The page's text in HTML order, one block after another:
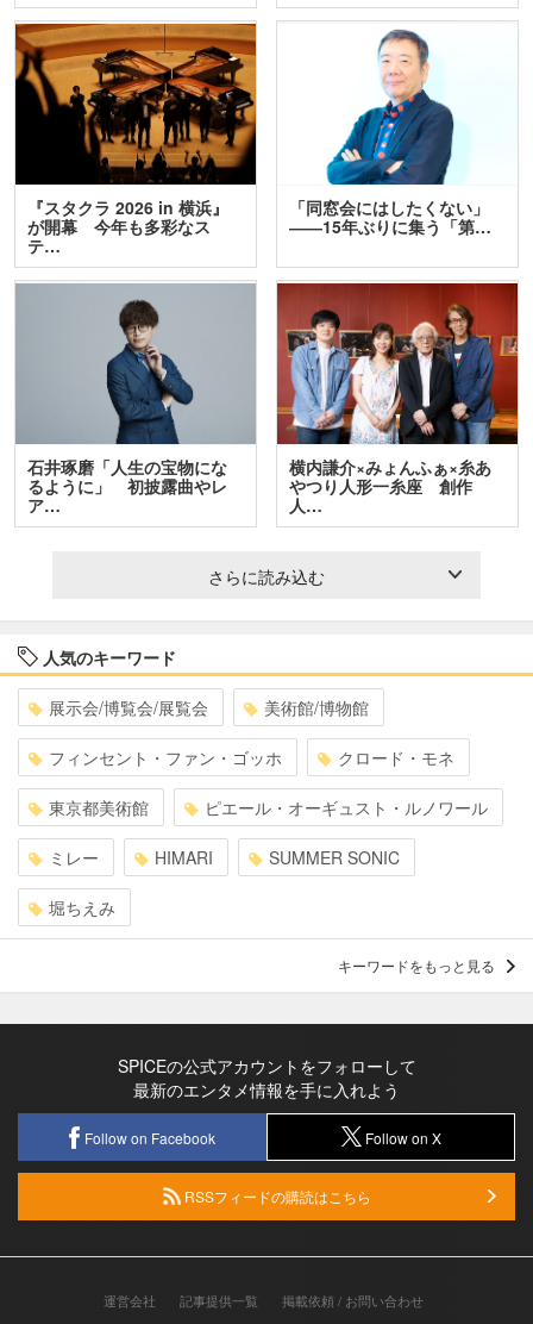
『スタクラ 2026 in 横浜』
が開幕 今年も多彩なス
テ…
「同窓会にはしたくない」
――15年ぶりに集う「第…
石井琢磨「人生の宝物にな
るように」 初披露曲やレ
ア…
横内謙介×みょんふぁ×糸あ
やつり人形一糸座 創作
人…
さらに読み込む
人気のキーワード
展示会/博覧会/展覧会 美術館/博物館
フィンセント・ファン・ゴッホ クロード・モネ
東京都美術館 ピエール・オーギュスト・ルノワール
ミレー HIMARI SUMMER SONIC
堀ちえみ
キーワードをもっと見る
SPICEの公式アカウントをフォローして
最新のエンタメ情報を手に入れよう
Follow on Facebook Follow on X
RSSフィードの購読はこちら
運営会社 記事提供一覧 掲載依頼 / お問い合わせ